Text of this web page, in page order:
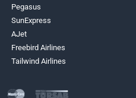
Pegasus
SunExpress
AJet
Freebird Airlines
Tailwind Airlines